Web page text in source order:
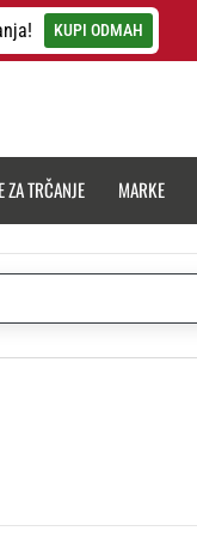
KUPI ODMAH
ZA TRČANJE MARKE